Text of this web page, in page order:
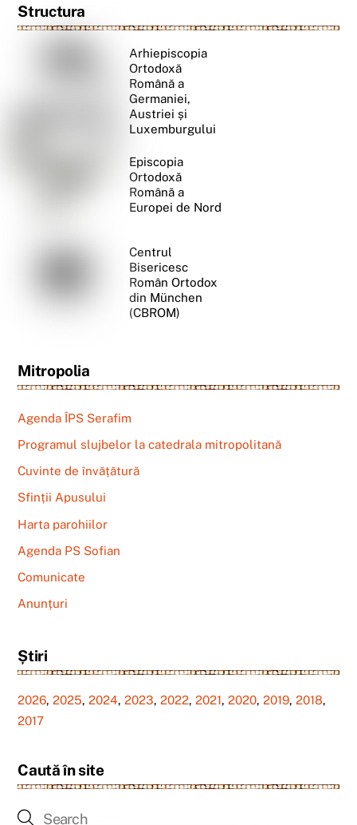
Structura
Arhiepiscopia
Ortodoxă
Română a
Germaniei,
Austriei și
Luxemburgului
Episcopia
Ortodoxă
Română a
Europei de Nord
Centrul
Bisericesc
Român Ortodox
din München
(CBROM)
Mitropolia
Agenda ÎPS Serafim
Programul slujbelor la catedrala mitropolitană
Cuvinte de învățătură
Sfinții Apusului
Harta parohiilor
Agenda PS Sofian
Comunicate
Anunțuri
Știri
2026,2025,2024,2023,2022,2021,2020,2019,2018,
2017
Caută în site